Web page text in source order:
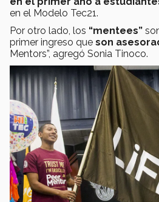
en el Modelo Tec21.
Por otro lado, los “mentees”
primer ingreso que son
Mentors”, agregó Sonia Tinoco.